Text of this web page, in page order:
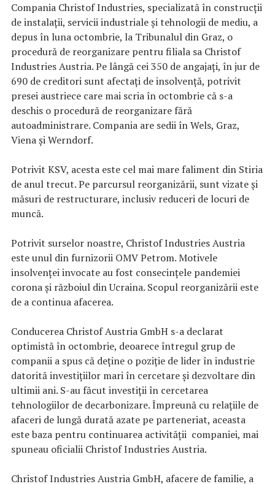
Compania Christof Industries, specializată în construcții
de instalații, servicii industriale și tehnologii de mediu, a
depus în luna octombrie, la Tribunalul din Graz, o
procedură de reorganizare pentru filiala sa Christof
Industries Austria. Pe lângă cei 350 de angajați, în jur de
690 de creditori sunt afectați de insolvență, potrivit
presei austriece care mai scria în octombrie că s-a
deschis o procedură de reorganizare fără
autoadministrare. Compania are sedii în Wels, Graz,
Viena și Werndorf.
Potrivit KSV, acesta este cel mai mare faliment din Stiria
de anul trecut. Pe parcursul reorganizării, sunt vizate și
măsuri de restructurare, inclusiv reduceri de locuri de
muncă.
Potrivit surselor noastre, Christof Industries Austria
este unul din furnizorii OMV Petrom. Motivele
insolvenței invocate au fost consecințele pandemiei
corona și războiul din Ucraina. Scopul reorganizării este
de a continua afacerea.
Conducerea Christof Austria GmbH s-a declarat
optimistă în octombrie, deoarece întregul grup de
companii a spus că deține o poziție de lider în industrie
datorită investițiilor mari în cercetare și dezvoltare din
ultimii ani. S-au făcut investiții în cercetarea
tehnologiilor de decarbonizare. Împreună cu relațiile de
afaceri de lungă durată azate pe parteneriat, aceasta
este baza pentru continuarea activităţii companiei, mai
spuneau oficialii Christof Industries Austria.
Christof Industries Austria GmbH, afacere de familie, a